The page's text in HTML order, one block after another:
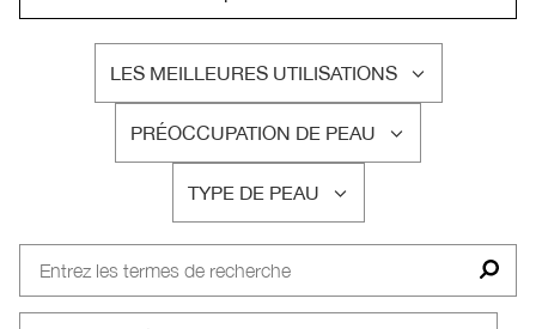
LES MEILLEURES UTILISATIONS
FRANÇAIS
PRÉOCCUPATION DE PEAU
FRANÇAIS
TYPE DE PEAU
FRANÇAIS